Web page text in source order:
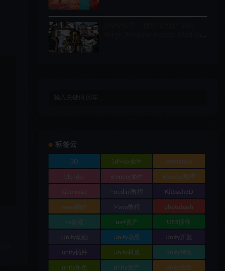
Forge (Modular House, Modular
标签云
3D 3dMax插件 Artstation
blender Blender插件 Blender教程
Gumroad houdini教程 Kitbash3D
maya插件 Maya教程 photobash
ps教程 ue4资产 UE5插件
Unity动画 Unity场景 Unity开发
unity插件 Unity材质 Unity特效
unity角色 unity资产 Unity音效